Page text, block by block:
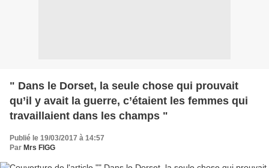
" Dans le Dorset, la seule chose qui prouvait
qu’il y avait la guerre, c’étaient les femmes qui
travaillaient dans les champs "
Publié le 19/03/2017 à 14:57
Par Mrs FIGG